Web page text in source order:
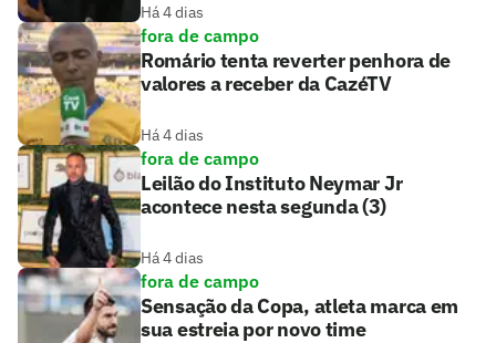
Há 4 dias
fora de campo
Romário tenta reverter penhora de
valores a receber da CazéTV
Há 4 dias
fora de campo
Leilão do Instituto Neymar Jr
acontece nesta segunda (3)
Há 4 dias
fora de campo
Sensação da Copa, atleta marca em
sua estreia por novo time